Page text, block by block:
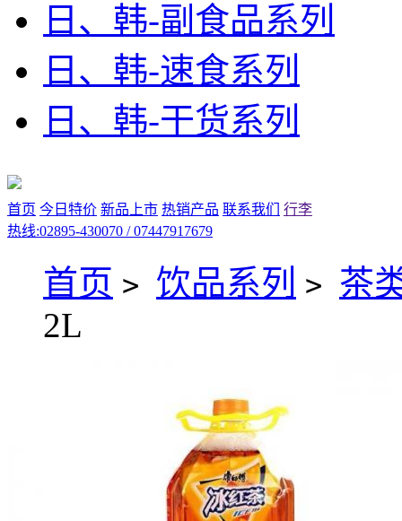
日、韩-副食品系列
日、韩-速食系列
日、韩-干货系列
首页 今日特价 新品上市 热销产品 联系我们
行李
热线:02895-430070 / 07447917679
首页 > 饮品系列 > 茶
2L